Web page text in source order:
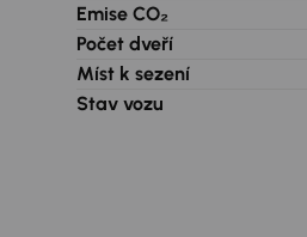
Emise CO₂
Počet dveří
Míst k sezení
Stav vozu